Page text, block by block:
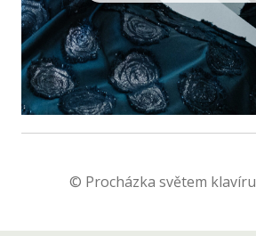
© Procházka světem klavíru